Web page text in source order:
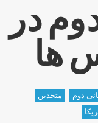
در
ها
دوم
متحدین